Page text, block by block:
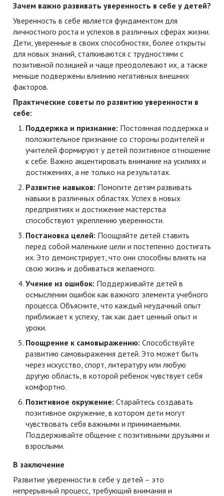
Зачем важно развивать уверенность в себе у детей?
Уверенность в себе является фундаментом для
личностного роста и успехов в различных сферах жизни.
Дети, уверенные в своих способностях, более открыты
для новых знаний, сталкиваются с трудностями с
позитивной позицией и чаще преодолевают их, а также
меньше подвержены влиянию негативных внешних
факторов.
Практические советы по развитию уверенности в
себе:
Поддержка и признание: Постоянная поддержка и
положительное признание со стороны родителей и
учителей формируют у детей позитивное отношение
к себе. Важно акцентировать внимание на усилиях и
достижениях, а не только на результатах.
Развитие навыков: Помогите детям развивать
навыки в различных областях. Успех в новых
предприятиях и достижение мастерства
способствуют укреплению уверенности.
Постановка целей: Поощряйте детей ставить
перед собой маленькие цели и постепенно достигать
их. Это демонстрирует, что они способны влиять на
свою жизнь и добиваться желаемого.
Учение из ошибок: Поддерживайте детей в
осмыслении ошибок как важного элемента учебного
процесса. Объясните, что каждый неудачный опыт
приближает к успеху, так как дает ценный опыт и
уроки.
Поощрение к самовыражению: Способствуйте
развитию самовыражения детей. Это может быть
через искусство, спорт, литературу или любую
другую область, в которой ребенок чувствует себя
комфортно.
Позитивное окружение: Старайтесь создавать
позитивное окружение, в котором дети могут
чувствовать себя важными и принимаемыми.
Поддерживайте общение с позитивными друзьями и
взрослыми.
В заключение
Развитие уверенности в себе у детей – это
непрерывный процесс, требующий внимания и